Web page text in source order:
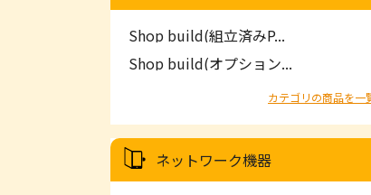
Shop build(組立済みP...
Shop build(オプション...
カテゴリの商品を一
ネットワーク機器